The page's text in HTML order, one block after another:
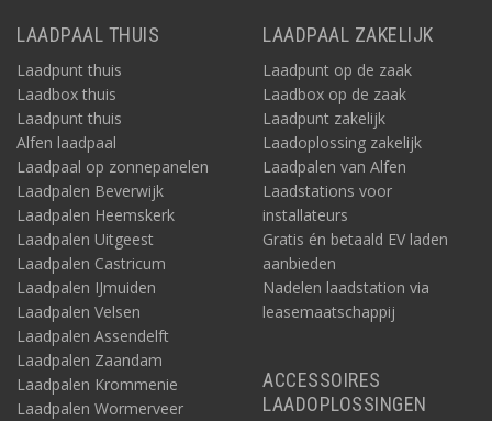
LAADPAAL THUIS
Laadpunt thuis
Laadbox thuis
Laadpunt thuis
Alfen laadpaal
Laadpaal op zonnepanelen
Laadpalen Beverwijk
Laadpalen Heemskerk
Laadpalen Uitgeest
Laadpalen Castricum
Laadpalen IJmuiden
Laadpalen Velsen
Laadpalen Assendelft
Laadpalen Zaandam
Laadpalen Krommenie
Laadpalen Wormerveer
LAADPAAL ZAKELIJK
Laadpunt op de zaak
Laadbox op de zaak
Laadpunt zakelijk
Laadoplossing zakelijk
Laadpalen van Alfen
Laadstations voor
installateurs
Gratis én betaald EV laden
aanbieden
Nadelen laadstation via
leasemaatschappij
ACCESSOIRES
LAADOPLOSSINGEN